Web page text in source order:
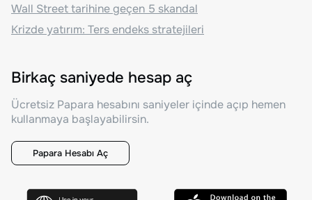
Wall Street tarihine geçen 5 skandal
Krizde yatırım: Ters endeks stratejileri
Birkaç saniyede hesap aç
Ücretsiz Papara hesabını saniyeler içinde açıp hemen
kullanmaya başlayabilirsin.
Papara Hesabı Aç